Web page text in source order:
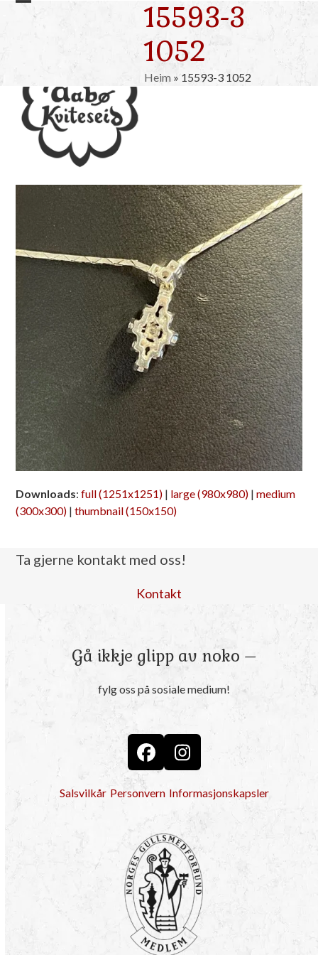
Skip
Open
menu
Close
menu
15593-3
1052
Heim» 15593-3 1052
Downloads:full (1251x1251) | large (980x980) |medium
(300x300) |thumbnail (150x150)
Ta gjerne kontakt med oss!
Kontakt
Gå ikkje glipp av noko –
fylg oss på sosiale medium!
FacebookInstagram
Salsvilkår Personvern Informasjonskapsler